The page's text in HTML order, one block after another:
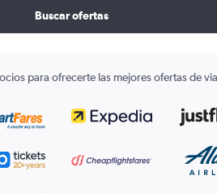
Buscar ofertas
para ofrecerte las mejores ofertas de